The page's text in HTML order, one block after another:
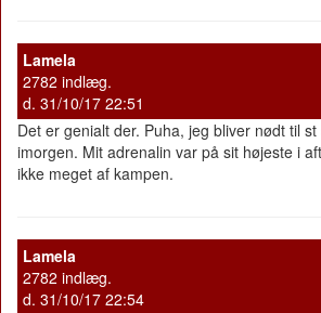
Lamela
2782 indlæg.
d. 31/10/17 22:51
Det er genialt der. Puha, jeg bliver nødt til
imorgen. Mit adrenalin var på sit højeste i
ikke meget af kampen.
Lamela
2782 indlæg.
d. 31/10/17 22:54